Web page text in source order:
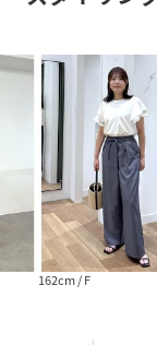
による華やかさと
、ホワイトに、顔周
イント】
ンツを合わせた、
162cm / F